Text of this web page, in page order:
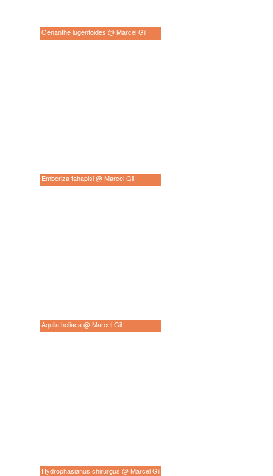
Oenanthe lugentoides @ Marcel Gil
Emberiza tahapisi @ Marcel Gil
Aquila heliaca @ Marcel Gil
Hydrophasianus chirurgus @ Marcel Gil